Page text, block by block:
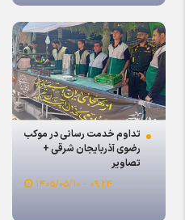
تداوم خدمت رسانی در موکب
رضوی آذربایجان شرقی +
تصاویر
۰۹:۲۴ - ۱۴۰۵/۰۵/۱۰